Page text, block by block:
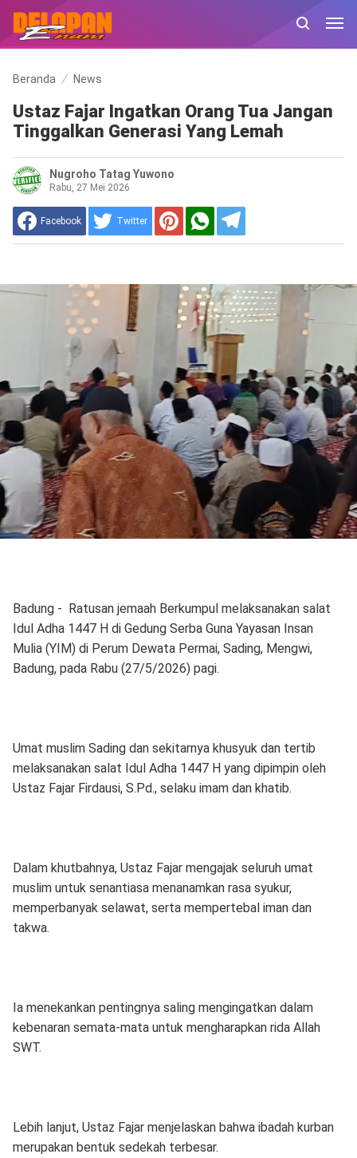
Beranda News
Ustaz Fajar Ingatkan Orang Tua Jangan
Tinggalkan Generasi Yang Lemah
Nugroho Tatag Yuwono
Rabu, 27 Mei 2026
Facebook Twitter
Badung - Ratusan jemaah Berkumpul melaksanakan salat
Idul Adha 1447 H di Gedung Serba Guna Yayasan Insan
Mulia (YIM) di Perum Dewata Permai, Sading, Mengwi,
Badung, pada Rabu (27/5/2026) pagi.
Umat muslim Sading dan sekitarnya khusyuk dan tertib
melaksanakan salat Idul Adha 1447 H yang dipimpin oleh
Ustaz Fajar Firdausi, S.Pd., selaku imam dan khatib.
Dalam khutbahnya, Ustaz Fajar mengajak seluruh umat
muslim untuk senantiasa menanamkan rasa syukur,
memperbanyak selawat, serta mempertebal iman dan
takwa.
Ia menekankan pentingnya saling mengingatkan dalam
kebenaran semata-mata untuk mengharapkan rida Allah
SWT.
Lebih lanjut, Ustaz Fajar menjelaskan bahwa ibadah kurban
merupakan bentuk sedekah terbesar.